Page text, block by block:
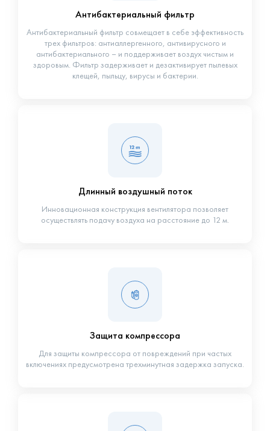
Антибактериальный фильтр
Антибактериальный фильтр совмещает в себе эффективность
трех фильтров: антиаллергенного, антивирусного и
антибактериального – и поддерживает воздух чистым и
здоровым. Фильтр задерживает и дезактивирует пылевых
клещей, пыльцу, вирусы и бактерии.
Длинный воздушный поток
Инновационная конструкция вентилятора позволяет
осуществлять подачу воздуха на расстояние до 12 м.
Защита компрессора
Для защиты компрессора от повреждений при частых
включениях предусмотрена трехминутная задержка запуска.